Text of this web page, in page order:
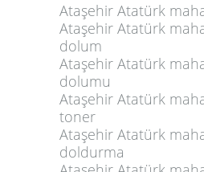
Ataşehir Atatürk
Ataşehir Atatürk
dolum
Ataşehir Atatürk
dolumu
Ataşehir Atatürk
toner
Ataşehir Atatürk
doldurma